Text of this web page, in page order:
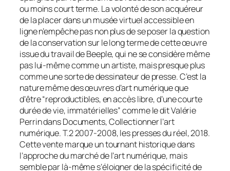
ou moins court terme. La volonté de son acquéreur
de la placer dans un musée virtuel accessible en
ligne n’empêche pas non plus de se poser la question
de la conservationsur le long termede cette œuvre
issue du travail deBeeple,qui ne se considère même
pas lui-mêmecomme un artiste, mais presque plus
comme une sorte de dessinateur de presse.C’est la
nature même des œuvres d’art numérique que
d’être “reproductibles, en accès libre, d’une courte
durée de vie, immatérielles”comme le dit Valérie
Perrin dansDocuments, Collectionner l’art
numérique. T.2 2007-2008, les presses du réel, 2018.
Cette vente marque un tournant historique dans
l’approche du marché de l’art numérique, mais
semble par là-même s’éloigner de la spécificité de